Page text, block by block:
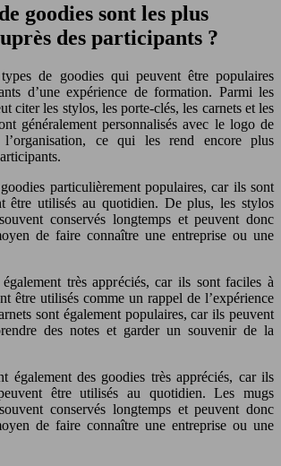
goodies sont les plus
des participants ?
de goodies qui peuvent être populaires
d’une expérience de formation. Parmi les
citer les stylos, les porte-clés, les carnets et les
généralement personnalisés avec le logo de
l’organisation, ce qui les rend encore plus
particulièrement populaires, car ils sont
être utilisés au quotidien. De plus, les stylos
conservés longtemps et peuvent donc
de faire connaître une entreprise ou une
très appréciés, car ils sont faciles à
être utilisés comme un rappel de l’expérience
sont également populaires, car ils peuvent
des notes et garder un souvenir de la
également des goodies très appréciés, car ils
être utilisés au quotidien. Les mugs
conservés longtemps et peuvent donc
de faire connaître une entreprise ou une